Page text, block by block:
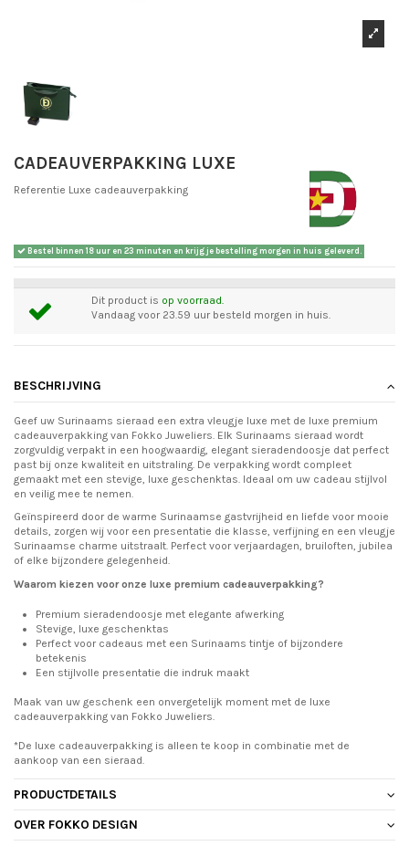
CADEAUVERPAKKING LUXE
Referentie Luxe cadeauverpakking
Bestel binnen 18 uur en 23 minuten en krijg je bestelling morgen in huis geleverd.
Dit product is op voorraad.
Vandaag voor 23.59 uur besteld morgen in huis.
BESCHRIJVING
Geef uw Surinaams sieraad een extra vleugje luxe met de luxe premium
cadeauverpakking van Fokko Juweliers. Elk Surinaams sieraad wordt
zorgvuldig verpakt in een hoogwaardig, elegant sieradendoosje dat perfect
past bij onze kwaliteit en uitstraling. De verpakking wordt compleet
gemaakt met een stevige, luxe geschenktas. Ideaal om uw cadeau stijlvol
en veilig mee te nemen.
Geïnspireerd door de warme Surinaamse gastvrijheid en liefde voor mooie
details, zorgen wij voor een presentatie die klasse, verfijning en een vleugje
Surinaamse charme uitstraalt. Perfect voor verjaardagen, bruiloften, jubilea
of elke bijzondere gelegenheid.
Waarom kiezen voor onze luxe premium cadeauverpakking?
Premium sieradendoosje met elegante afwerking
Stevige, luxe geschenktas
Perfect voor cadeaus met een Surinaams tintje of bijzondere
betekenis
Een stijlvolle presentatie die indruk maakt
Maak van uw geschenk een onvergetelijk moment met de luxe
cadeauverpakking van Fokko Juweliers.
*De luxe cadeauverpakking is alleen te koop in combinatie met de
aankoop van een sieraad.
PRODUCTDETAILS
OVER FOKKO DESIGN